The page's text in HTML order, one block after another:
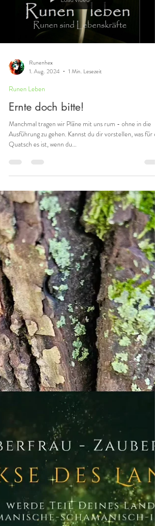
Load video
Runenhex
1. Aug. 2024
1 Min. Lesezeit
Ernte doch bitte!
Ausführung zu gehen. Kannst du dir vorstellen, was für
Quatsch es ist, wenn du...